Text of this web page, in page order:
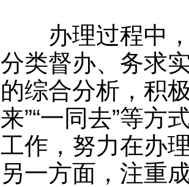
办理过程中，
分类督办、务求
的综合分析，积
来”“一同去”等方
工作，努力在办
另一方面，注重